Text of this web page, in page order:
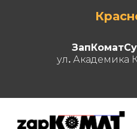
ул. Академика